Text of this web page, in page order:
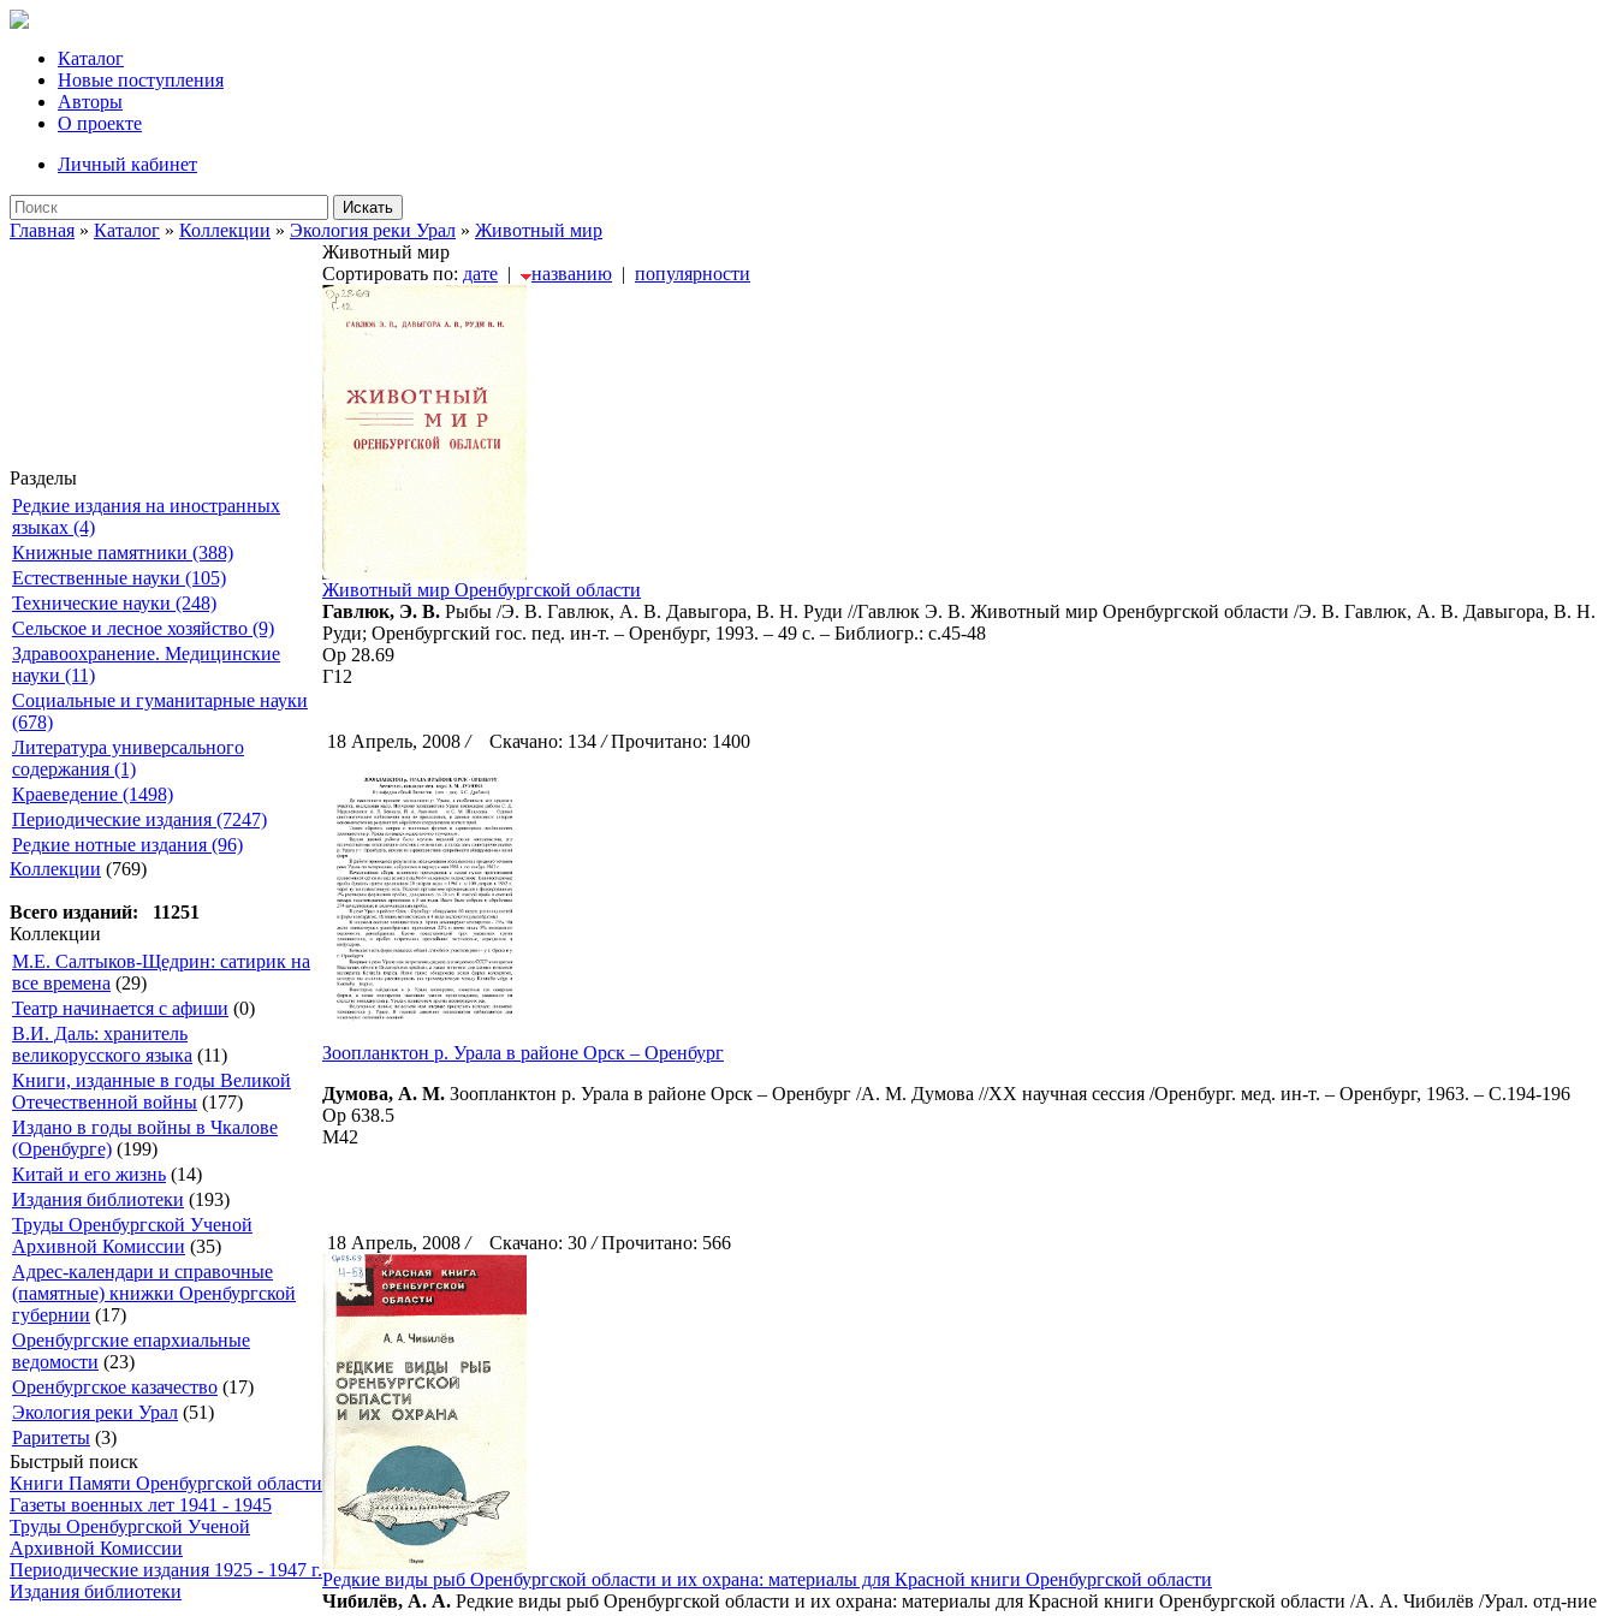
Каталог
Новые поступления
Авторы
О проекте
Личный кабинет
Искать
Главная » Каталог » Коллекции » Экология реки Урал » Животный мир
Разделы
Редкие издания на иностранных
языках (4)
Книжные памятники (388)
Естественные науки (105)
Технические науки (248)
Сельское и лесное хозяйство (9)
Здравоохранение. Медицинские
науки (11)
Социальные и гуманитарные науки
(678)
Литература универсального
содержания (1)
Краеведение (1498)
Периодические издания (7247)
Редкие нотные издания (96)
Коллекции (769)
Всего изданий: 11251
Коллекции
М.Е. Салтыков-Щедрин: сатирик на
все времена (29)
Театр начинается с афиши (0)
В.И. Даль: хранитель
великорусского языка (11)
Книги, изданные в годы Великой
Отечественной войны (177)
Издано в годы войны в Чкалове
(Оренбурге) (199)
Китай и его жизнь (14)
Издания библиотеки (193)
Труды Оренбургской Ученой
Архивной Комиссии (35)
Адрес-календари и справочные
(памятные) книжки Оренбургской
губернии (17)
Оренбургские епархиальные
ведомости (23)
Оренбургское казачество (17)
Экология реки Урал (51)
Раритеты (3)
Быстрый поиск
Книги Памяти Оренбургской области
Газеты военных лет 1941 - 1945
Труды Оренбургской Ученой
Архивной Комиссии
Периодические издания 1925 - 1947 г.
Издания библиотеки
Животный мир
Сортировать по: дате | названию | популярности
Животный мир Оренбургской области
Гавлюк, Э. В. Рыбы /Э. В. Гавлюк, А. В. Давыгора, В. Н. Руди //Гавлюк Э. В. Животный мир Оренбургской области /Э. В. Гавлюк, А. В. Давыгора, В. Н.
Руди; Оренбургский гос. пед. ин-т. – Оренбург, 1993. – 49 с. – Библиогр.: с.45-48
Ор 28.69
Г12
18 Апрель, 2008/Скачано: 134/Прочитано: 1400
Зоопланктон р. Урала в районе Орск – Оренбург
Думова, А. М. Зоопланктон р. Урала в районе Орск – Оренбург /А. М. Думова //ХХ научная сессия /Оренбург. мед. ин-т. – Оренбург, 1963. – С.194-196
Ор 638.5
М42
18 Апрель, 2008 /Скачано: 30 /Прочитано: 566
Редкие виды рыб Оренбургской области и их охрана: материалы для Красной книги Оренбургской области
Чибилёв, А. А. Редкие виды рыб Оренбургской области и их охрана: материалы для Красной книги Оренбургской области /А. А. Чибилёв /Урал. отд-ние